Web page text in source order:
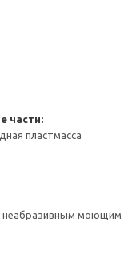
части:
пластмасса
неабразивным моющим